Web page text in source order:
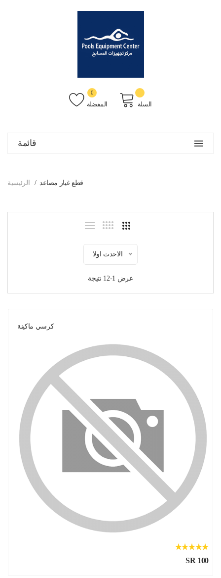
المفضلة
0
السلة
قائمة
الرئيسية قطع غيار مصاعد
الاحدث اولا
عرض 1-12 نتيجة
كرسي ماكينة
SR 100